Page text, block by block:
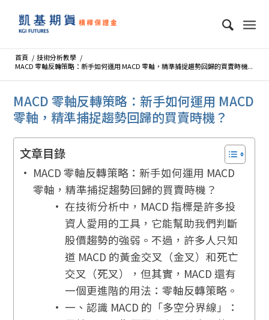
首頁 / 技術分析教學 /
MACD 零軸反轉策略：新手如何運用 MACD 零軸，精準捕捉趨勢回歸的買賣時機...
MACD 零軸反轉策略：新手如何運用 MACD
零軸，精準捕捉趨勢回歸的買賣時機？
文章目錄
MACD 零軸反轉策略：新手如何運用 MACD
零軸，精準捕捉趨勢回歸的買賣時機？
在技術分析中，MACD 指標是許多投
資人愛用的工具，它能幫助我們判斷
股價趨勢的強弱。不過，許多人只知
道 MACD 的黃金交叉（金叉）和死亡
交叉（死叉），但其實，MACD 還有
一個更進階的用法：零軸反轉策略。
一、認識 MACD 的「多空分界線」：